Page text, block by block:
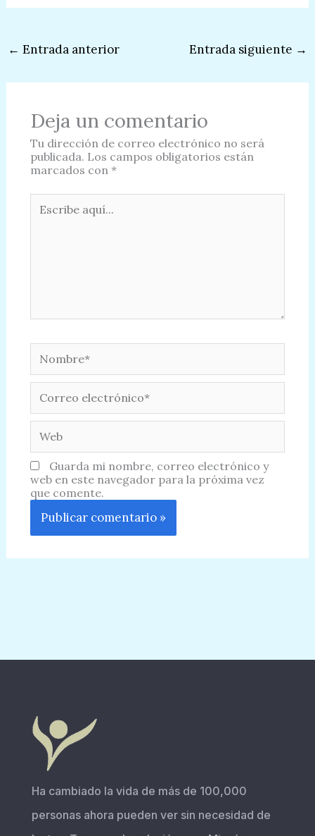
← Entrada anterior Entrada siguiente →
Deja un comentario
Tu dirección de correo electrónico no será
publicada. Los campos obligatorios están
marcados con *
aquí...
electrónico*
Guarda mi nombre, correo electrónico y
web en este navegador para la próxima vez
que comente.
Ha cambiado la vida de más de 100,000
personas ahora pueden ver sin necesidad de